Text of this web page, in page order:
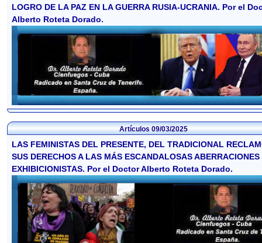
LOGRO DE LA PAZ EN LA GUERRA RUSIA-UCRANIA. Por el
Alberto Roteta Dorado.
Artículos09/03/2025
LAS FEMINISTAS DEL PRESENTE, DEL TRADICIONAL
SUS DERECHOS A LAS MÁS ESCANDALOSAS ABERRACIONES
EXHIBICIONISTAS. Por el Doctor Alberto Roteta Dorado.